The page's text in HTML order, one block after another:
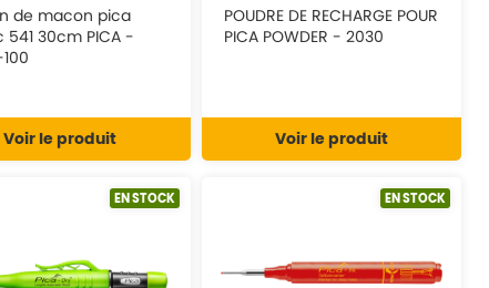
de macon pica
541 30cm PICA -
Voir le produit
POUDRE DE RECHARGE POUR
PICA POWDER - 2030
Voir le produit
EN STOCK EN STOCK